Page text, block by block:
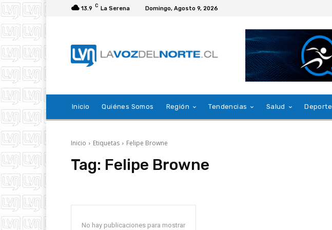
13.9 C La Serena Domingo, Agosto 9, 2026
Inicio Quiénes Somos Región Tendencias Salud Deporte
Inicio Etiquetas Felipe Browne
Tag: Felipe Browne
No hay publicaciones para mostrar